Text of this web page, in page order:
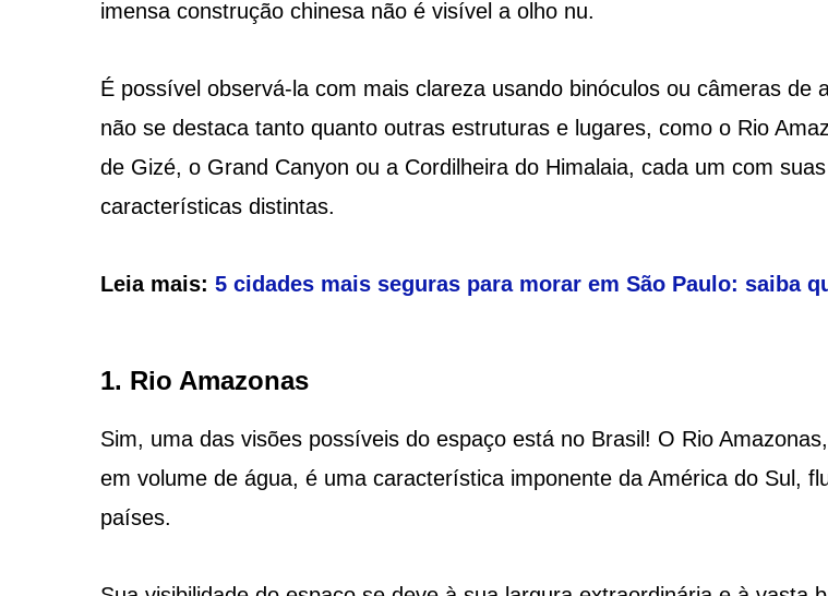
imensa construção chinesa não é visível a olho nu.
É possível observá-la com mais clareza usando binóculos ou câmeras de
não se destaca tanto quanto outras estruturas e lugares, como o Rio
de Gizé, o Grand Canyon ou a Cordilheira do Himalaia, cada um com
características distintas.
Leia mais: 5 cidades mais seguras para morar em São Paulo: saiba
1. Rio Amazonas
Sim, uma das visões possíveis do espaço está no Brasil! O Rio
em volume de água, é uma característica imponente da América do Sul,
países.